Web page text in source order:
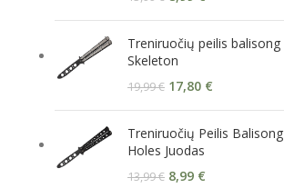
Treniruočių peilis balisong
Skeleton
19,99€ 17,80 €
Treniruočių Peilis Balisong
Holes Juodas
13,99€ 8,99 €